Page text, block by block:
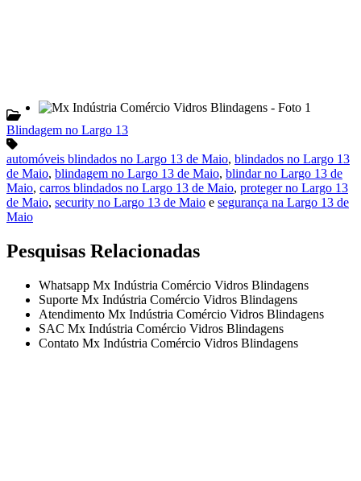
Blindagem no Largo 13
automóveis blindados no Largo 13 de Maio, blindados no Largo 13
de Maio, blindagem no Largo 13 de Maio, blindar no Largo 13 de
Maio, carros blindados no Largo 13 de Maio, proteger no Largo 13
de Maio, security no Largo 13 de Maio e segurança na Largo 13 de
Maio
Pesquisas Relacionadas
Whatsapp Mx Indústria Comércio Vidros Blindagens
Suporte Mx Indústria Comércio Vidros Blindagens
Atendimento Mx Indústria Comércio Vidros Blindagens
SAC Mx Indústria Comércio Vidros Blindagens
Contato Mx Indústria Comércio Vidros Blindagens